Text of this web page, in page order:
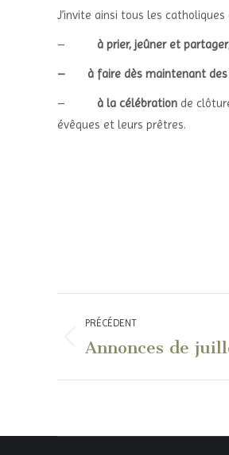
J’invite ainsi tous les
– à prier, jeûner et partager
– à faire dès maintenant des
– à la célébration de
évêques et leurs prêtres.
Navigation
article
PRÉCÉDENT
Article
Annonces de